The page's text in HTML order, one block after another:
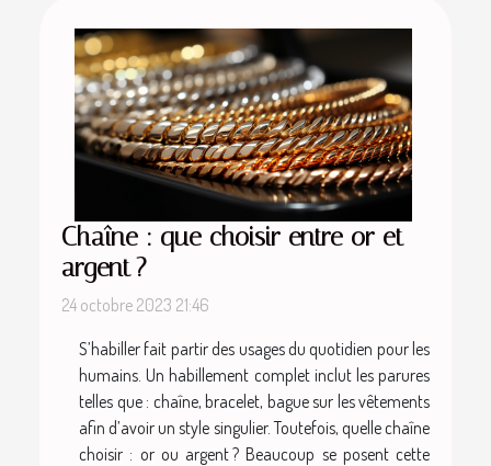
Chaîne : que choisir entre or et
argent ?
24 octobre 2023 21:46
S’habiller fait partir des usages du quotidien pour les
humains. Un habillement complet inclut les parures
telles que : chaîne, bracelet, bague sur les vêtements
afin d’avoir un style singulier. Toutefois, quelle chaîne
choisir : or ou argent ? Beaucoup se posent cette